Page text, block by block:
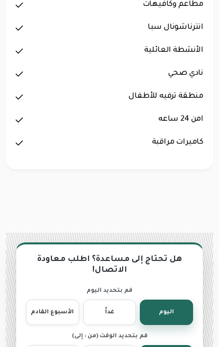
مطاعم وكافيهات
انترناشونال سبا
الأنشطة العائلية
نادي صحي
منطقة ترفيه للأطفال
امن 24 ساعه
كاميرات مراقبة
هل تحتاج إلى مساعدة؟ اطلب معاودة
الاتصال!
قم بتحديد اليوم
اليوم غداً الأسبوع القادم
قم بتحديد الوقت (من : إلى)